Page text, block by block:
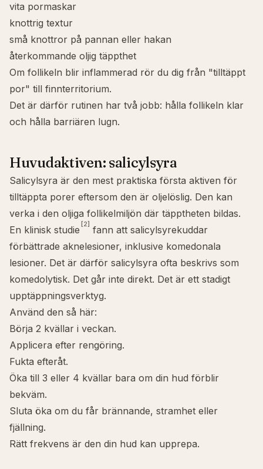
vita pormaskar
knottrig textur
små knottror på pannan eller hakan
återkommande oljig täppthet
Om follikeln blir inflammerad rör du dig från "tilltäppt
por" till finnterritorium.
Det är därför rutinen har två jobb: hålla follikeln klar
och hålla barriären lugn.
Huvudaktiven: salicylsyra
Salicylsyra är den mest praktiska första aktiven för
tilltäppta porer eftersom den är oljelöslig. Den kan
verka i den oljiga follikelmiljön där täpptheten bildas.
En klinisk studie [2] fann att salicylsyrekuddar
förbättrade aknelesioner, inklusive komedonala
lesioner. Det är därför salicylsyra ofta beskrivs som
komedolytisk. Det går inte direkt. Det är ett stadigt
upptäppningsverktyg.
Använd den så här:
Börja 2 kvällar i veckan.
Applicera efter rengöring.
Fukta efteråt.
Öka till 3 eller 4 kvällar bara om din hud förblir
bekväm.
Sluta öka om du får brännande, stramhet eller
fjällning.
Rätt frekvens är den din hud kan upprepa.